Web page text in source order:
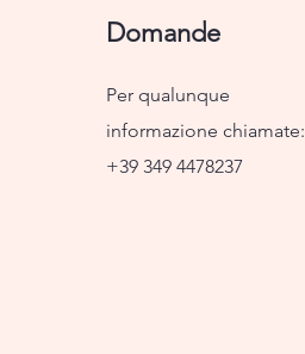
Domande
Per qualunque
informazione chiamate:
+39 349 4478237